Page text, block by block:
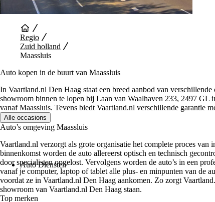
Auto Diensten
Regio
Zuid holland
Maassluis
Auto kopen in de buurt van Maassluis
In Vaartland.nl Den Haag staat een breed aanbod van
showroom binnen te lopen bij Laan van Waalhaven 233, 2497
vanaf Maassluis. Tevens biedt Vaartland.nl verschillende garantie
Alle occasions
Auto’s omgeving Maassluis
Vaartland.nl verzorgt als grote organisatie het complete proces van
binnenkomst worden de auto allereerst optisch en technisch
door specialisten opgelost. Vervolgens worden de auto’s in een
vanaf je computer, laptop of tablet alle plus- en minpunten van de
voordat ze in Vaartland.nl Den Haag aankomen. Zo zorgt
showroom van Vaartland.nl Den Haag staan.
Top merken